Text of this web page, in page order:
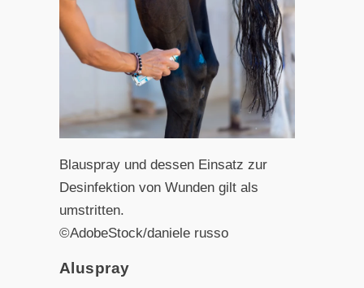
Blauspray und dessen Einsatz zur
Desinfektion von Wunden gilt als
umstritten.
©AdobeStock/daniele russo
Aluspray